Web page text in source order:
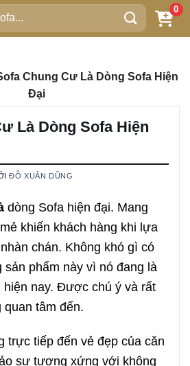
0
Chung Cư Là Dòng Sofa Hiện
Đại
Là Dòng Sofa Hiện
ĐỖ XUÂN DŨNG
dòng Sofa hiện đại. Mang
khiến khách hàng khi lựa
chán. Không khó gì có
sản phẩm này vì nó đang là
hiện nay. Được chú ý và rất
quan tâm đến.
trực tiếp đến vẻ đẹp của căn
sự tương xứng với không